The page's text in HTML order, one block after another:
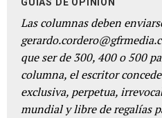
Las columnas deben
que ser de 300, 400 o 500
columna, el escritor
exclusiva, perpetua,
mundial y libre de regalías